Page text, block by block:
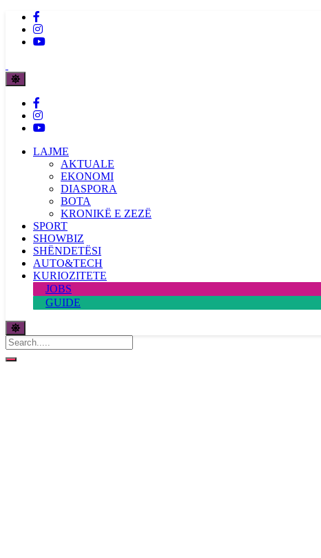
LAJME
AKTUALE
EKONOMI
DIASPORA
BOTA
KRONIKË E ZEZË
SPORT
SHOWBIZ
SHËNDETËSI
AUTO&TECH
KURIOZITETE
JOBS
GUIDE